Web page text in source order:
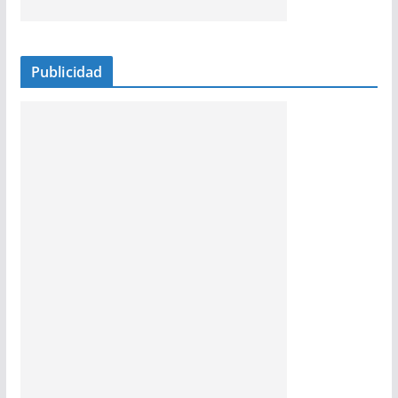
Publicidad